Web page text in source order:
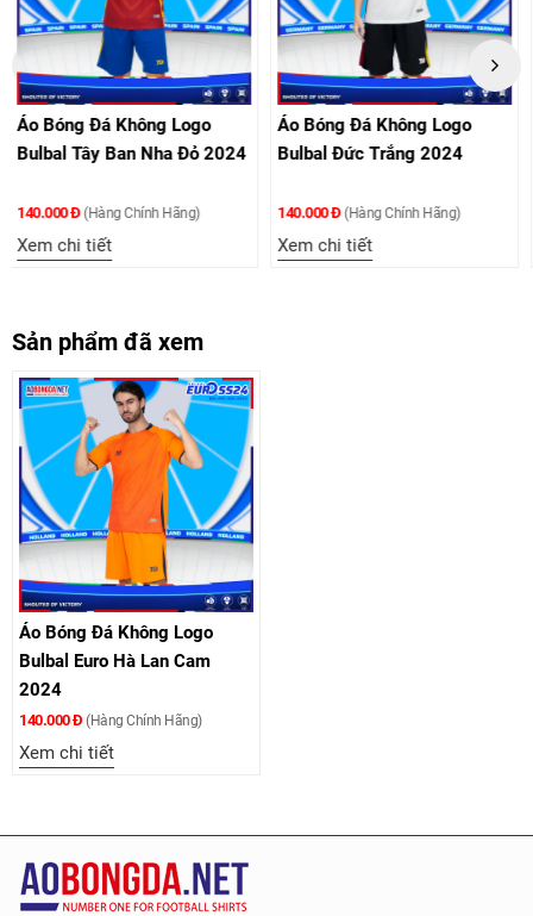
Logo
Đỏ 2024
Hãng)
Áo Bóng Đá Không Logo
Bulbal Đức Trắng 2024
140.000 Đ(Hàng Chính Hãng)
Áo Bóng Đá
Bulbal Pháp Xanh
140.000 Đ(Hàng Chính
Sản phẩm đã xem
Áo Bóng Đá Không Logo
Bulbal Euro Hà Lan Cam
2024
140.000 Đ (Hàng Chính Hãng)
Xem chi tiết